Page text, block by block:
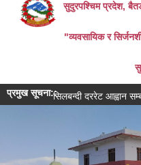
सुदुरपश्चिम प्रदेश,
"व्यवसायिक र
प्रमुख सूचना::
सिलबन्दी दररेट आह्वान सम्बन्धी